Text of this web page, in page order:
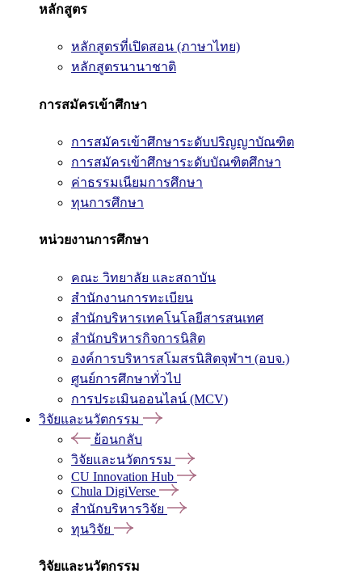
หลักสูตร
หลักสูตรที่เปิดสอน (ภาษาไทย)
หลักสูตรนานาชาติ
การสมัครเข้าศึกษา
การสมัครเข้าศึกษาระดับปริญญาบัณฑิต
การสมัครเข้าศึกษาระดับบัณฑิตศึกษา
ค่าธรรมเนียมการศึกษา
ทุนการศึกษา
หน่วยงานการศึกษา
คณะ วิทยาลัย และสถาบัน
สำนักงานการทะเบียน
สำนักบริหารเทคโนโลยีสารสนเทศ
สำนักบริหารกิจการนิสิต
องค์การบริหารสโมสรนิสิตจุฬาฯ (อบจ.)
ศูนย์การศึกษาทั่วไป
การประเมินออนไลน์ (MCV)
วิจัยและนวัตกรรม
ย้อนกลับ
วิจัยและนวัตกรรม
CU Innovation Hub
Chula DigiVerse
สำนักบริหารวิจัย
ทุนวิจัย
วิจัยและนวัตกรรม